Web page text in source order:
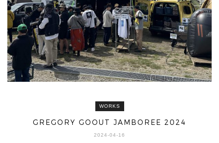
WORKS
GREGORY GOOUT JAMBOREE 2024
2024-04-16